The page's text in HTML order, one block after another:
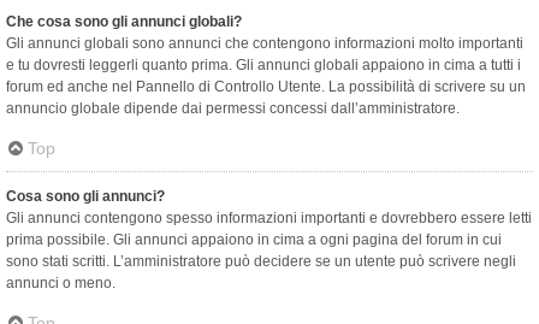
Che cosa sono gli annunci globali?
Gli annunci globali sono annunci che contengono informazioni molto importanti
e tu dovresti leggerli quanto prima. Gli annunci globali appaiono in cima a tutti i
forum ed anche nel Pannello di Controllo Utente. La possibilità di scrivere su un
annuncio globale dipende dai permessi concessi dall’amministratore.
Top
Cosa sono gli annunci?
Gli annunci contengono spesso informazioni importanti e dovrebbero essere letti
prima possibile. Gli annunci appaiono in cima a ogni pagina del forum in cui
sono stati scritti. L’amministratore può decidere se un utente può scrivere negli
annunci o meno.